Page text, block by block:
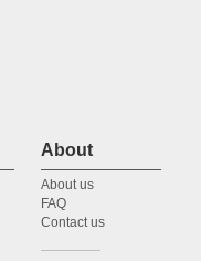
About
About us
FAQ
Contact us